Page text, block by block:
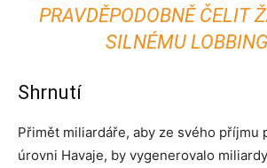
PRAVDĚPODOBNĚ ČELIT
SILNÉMU
Shrnutí
Přimět miliardáře, aby ze svého příjmu
úrovni Havaje, by vygenerovalo